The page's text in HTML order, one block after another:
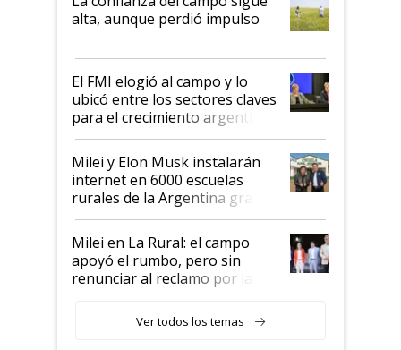
Juan Félix Rossetti, el libertario
que de una dura crisis salió
de Milei
alta, aunque perdió impulso
El FMI elogió al campo y lo
ubicó entre los sectores claves
para el crecimiento argentino
Milei y Elon Musk instalarán
internet en 6000 escuelas
rurales de la Argentina gracias
a un acuerdo con Starlink
Milei en La Rural: el campo
apoyó el rumbo, pero sin
renunciar al reclamo por las
Ver todos los temas